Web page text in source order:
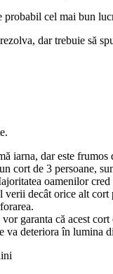
probabil cel mai bun
dar trebuie să
iarna, dar este
cort de 3 persoane,
oamenilor
decât orice alt cort
garanta că acest
va deteriora în lumina